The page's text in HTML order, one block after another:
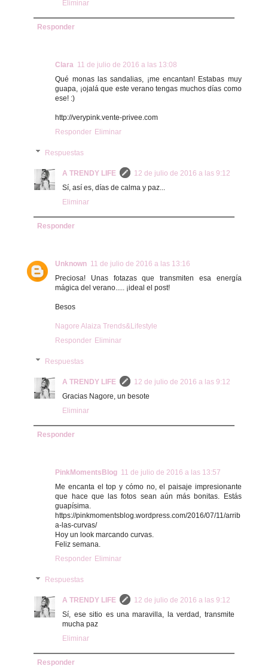
Eliminar
Responder
Clara 11 de julio de 2016 a las 13:08
Qué monas las sandalias, ¡me encantan! Estabas muy
guapa, ¡ojalá que este verano tengas muchos días como
ese! :)
http://verypink.vente-privee.com
Responder Eliminar
Respuestas
A TRENDY LIFE
12 de julio de 2016 a las 9:12
Sí, así es, días de calma y paz...
Eliminar
Responder
Unknown 11 de julio de 2016 a las 13:16
Preciosa! Unas fotazas que transmiten esa energía
mágica del verano..... ¡ideal el post!
Besos
Nagore Alaiza Trends&Lifestyle
Responder Eliminar
Respuestas
A TRENDY LIFE
12 de julio de 2016 a las 9:12
Gracias Nagore, un besote
Eliminar
Responder
PinkMomentsBlog 11 de julio de 2016 a las 13:57
Me encanta el top y cómo no, el paisaje impresionante
que hace que las fotos sean aún más bonitas. Estás
guapísima.
https://pinkmomentsblog.wordpress.com/2016/07/11/arrib
a-las-curvas/
Hoy un look marcando curvas.
Feliz semana.
Responder Eliminar
Respuestas
A TRENDY LIFE
12 de julio de 2016 a las 9:12
Sí, ese sitio es una maravilla, la verdad, transmite
mucha paz
Eliminar
Responder